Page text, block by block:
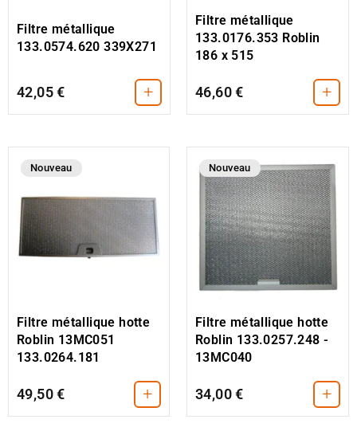
Filtre métallique
133.0574.620 339X271
42,05 € +
Filtre métallique
133.0176.353 Roblin
186 x 515
46,60 € +
Nouveau
Filtre métallique hotte
Roblin 13MC051
133.0264.181
49,50 € +
Nouveau
Filtre métallique hotte
Roblin 133.0257.248 -
13MC040
34,00 € +